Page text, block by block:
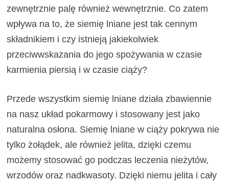
zewnętrznie palę również wewnętrznie. Co zatem
wpływa na to, że siemię lniane jest tak cennym
składnikiem i czy istnieją jakiekolwiek
przeciwwskazania do jego spożywania w czasie
karmienia piersią i w czasie ciąży?
Przede wszystkim siemię lniane działa zbawiennie
na nasz układ pokarmowy i stosowany jest jako
naturalna osłona. Siemię lniane w ciąży pokrywa nie
tylko żołądek, ale również jelita, dzięki czemu
możemy stosować go podczas leczenia nieżytów,
wrzodów oraz nadkwasoty. Dzięki niemu jelita i cały